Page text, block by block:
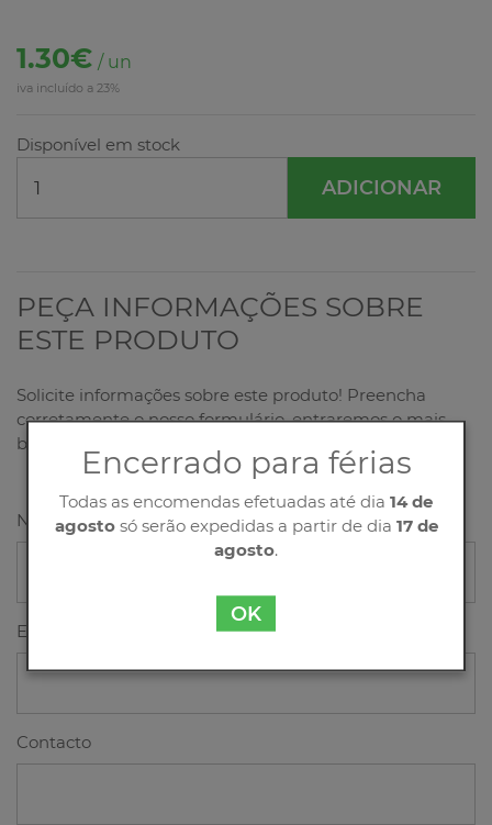
1.30€ / un
iva incluído a 23%
Disponível em stock
ADICIONAR
PEÇA INFORMAÇÕES SOBRE
ESTE PRODUTO
Solicite informações sobre este produto! Preencha
corretamente o nosso formulário, entraremos o mais
breve possível em contacto consigo!
Nome
Email
Contacto
Encerrado para férias
Todas as encomendas efetuadas até dia 14 de
agostosó serão expedidas a partir de dia 17 de
agosto.
OK